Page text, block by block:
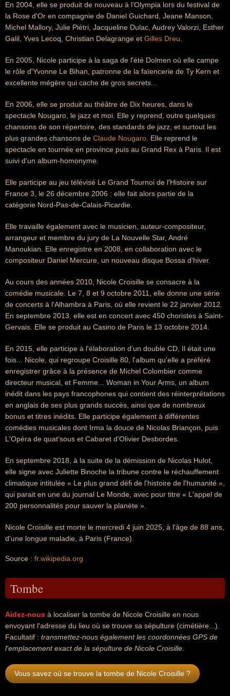
En 2004, elle se produit de nouveau à l'Olympia lors du festival de
la Rose d'Or en compagnie de Daniel Guichard, Jeane Manson,
Michel Mallory, Julie Piétri, Jacqueline Dulac, Audrey Valorzi, Esther
Galil, Yves Lecoq, Christian Delagrange et Gilles Dreu
En 2005, Nicole participe à la saga de l'été Dolmen où elle campe
le rôle d'Yvonne Le Bihan, patronne de la faïencerie de Ty Kern et
excellente mégère qui cache de gros secrets...
En 2006, elle se produit au théâtre de Dix heures, dans le
spectacle Nougaro, le jazz et moi. Elle y reprend, outre quelques
chansons de son répertoire, des standards de jazz, et surtout les
plus grandes chansons de Claude Nougaro . Elle reprend le
spectacle en tournée en province puis au Grand Rex à Paris. Il est
suivi d'un album-homonyme.
Elle participe au jeu télévisé Le Grand Tournoi de l'Histoire sur
France 3, le 26 décembre 2006 : elle fait alors partie de la
catégorie Nord-Pas-de-Calais-Picardie.
Elle travaille également avec le musicien, auteur-compositeur,
arrangeur et membre du jury de La Nouvelle Star, André
Manoukian. Elle enregistre en 2008, en collaboration avec le
compositeur Daniel Mercure, un nouveau disque Bossa d'hiver.
Au cours des années 2010, Nicole Croisille se consacre à la
comédie musicale. Le 7, 8 et 9 octobre 2011, elle donne une série
de concerts à l'Alhambra à Paris, où elle revient le 22 janvier 2012.
En septembre 2013, elle est en concert avec 450 choristes à Saint-
Gervais. Elle se produit au Casino de Paris le 13 octobre 2014.
En 2015, elle participe à l'élaboration d'un double CD, Il était une
fois... Nicole, qui regroupe Croisille 80, l'album qu'elle a préféré
enregistrer grâce à la présence de Michel Colombier comme
directeur musical, et Femme... Woman in Your Arms, un album
inédit dans les pays francophones qui contient des réinterprétations
en anglais de ses plus grands succès, ainsi que de nombreux
bonus et titres inédits. Elle participe également à différentes
comédies musicales dont Irma la douce de Nicolas Briançon, puis
L'Opéra de quat'sous et Cabaret d'Olivier Desbordes.
En septembre 2018, à la suite de la démission de Nicolas Hulot,
elle signe avec Juliette Binoche la tribune contre le réchauffement
climatique intitulée « Le plus grand défi de l'histoire de l'humanité »,
qui parait en une du journal Le Monde, avec pour titre « L'appel de
200 personnalités pour sauver la planète ».
Nicole Croisille est morte le mercredi 4 juin 2025, à l'âge de 88 ans,
d'une longue maladie, à Paris (France).
Source : fr.wikipedia.org
Tombe
Aidez-nous à localiser la tombe de Nicole Croisille en nous
envoyant l'adresse du lieu où se trouve sa sépulture (cimétière...).
Facultatif : transmettez-nous également les coordonnées GPS de
l'emplacement exact de la sépulture de Nicole Croisille
Vous savez où se trouve la tombe de Nicole Croisille ?